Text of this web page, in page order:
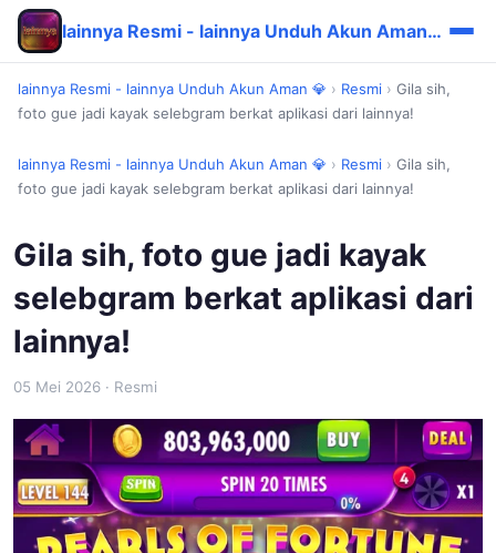
lainnya Resmi - lainnya Unduh Akun Aman 💎
lainnya Resmi - lainnya Unduh Akun Aman 💎 › Resmi › Gila sih,
foto gue jadi kayak selebgram berkat aplikasi dari lainnya!
lainnya Resmi - lainnya Unduh Akun Aman 💎 › Resmi › Gila sih,
foto gue jadi kayak selebgram berkat aplikasi dari lainnya!
Gila sih, foto gue jadi kayak
selebgram berkat aplikasi dari
lainnya!
05 Mei 2026 · Resmi